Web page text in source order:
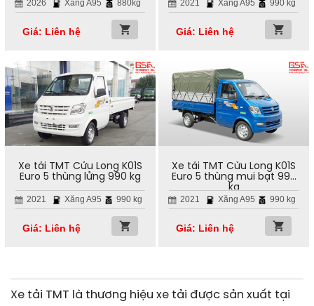
2026 Xăng A95 880kg
Giá: Liên hệ
2021 Xăng A95 990 kg
Giá: Liên hệ
Xe tải TMT Cửu Long K01S
Euro 5 thùng lửng 990 kg
2021 Xăng A95 990 kg
Giá: Liên hệ
Xe tải TMT Cửu Long K01S
Euro 5 thùng mui bạt 990
kg
2021 Xăng A95 990 kg
Giá: Liên hệ
Xe tải TMT là thương hiệu xe tải được sản xuất tại